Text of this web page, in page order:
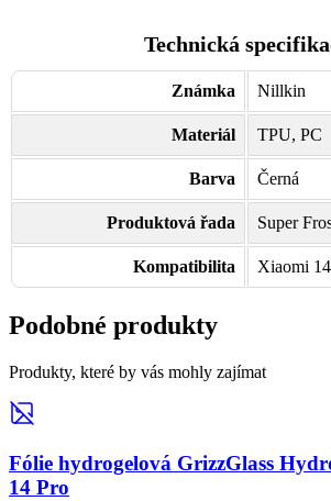
Technická
Známka Nillkin
Materiál TPU, PC
Barva Černá
Produktová řada Super
Kompatibilita Xiaomi
Podobné produkty
Produkty, které by vás mohly zajímat
Fólie hydrogelová GrizzGlass
14 Pro